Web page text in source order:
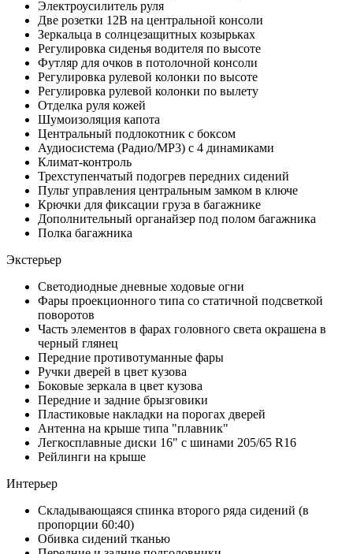
Электроусилитель руля
Две розетки 12В на центральной консоли
Зеркальца в солнцезащитных козырьках
Регулировка сиденья водителя по высоте
Футляр для очков в потолочной консоли
Регулировка рулевой колонки по высоте
Регулировка рулевой колонки по вылету
Отделка руля кожей
Шумоизоляция капота
Центральный подлокотник с боксом
Аудиосистема (Радио/MP3) с 4 динамиками
Климат-контроль
Трехступенчатый подогрев передних сидений
Пульт управления центральным замком в ключе
Крючки для фиксации груза в багажнике
Дополнительный органайзер под полом багажника
Полка багажника
Экстерьер
Светодиодные дневные ходовые огни
Фары проекционного типа со статичной подсветкой
поворотов
Часть элементов в фарах головного света окрашена в
черный глянец
Передние противотуманные фары
Ручки дверей в цвет кузова
Боковые зеркала в цвет кузова
Передние и задние брызговики
Пластиковые накладки на порогах дверей
Антенна на крыше типа "плавник"
Легкосплавные диски 16" с шинами 205/65 R16
Рейлинги на крыше
Интерьер
Складывающаяся спинка второго ряда сидений (в
пропорции 60:40)
Обивка сидений тканью